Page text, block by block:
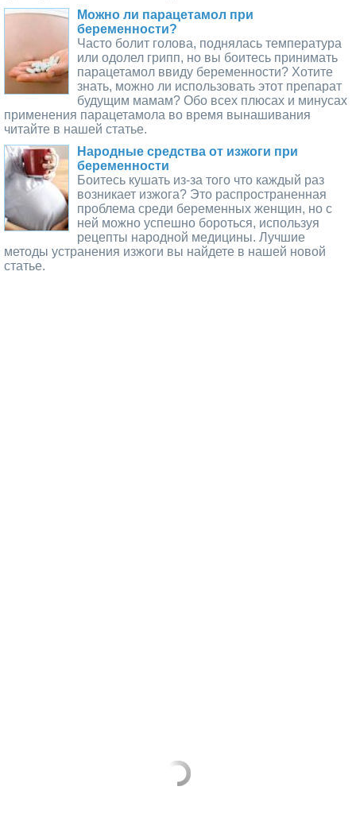
Можно ли парацетамол при
беременности?
Часто болит голова, поднялась температура
или одолел грипп, но вы боитесь принимать
парацетамол ввиду беременности? Хотите
знать, можно ли использовать этот препарат
будущим мамам? Обо всех плюсах и минусах
применения парацетамола во время вынашивания
читайте в нашей статье.
Народные средства от изжоги при
беременности
Боитесь кушать из-за того что каждый раз
возникает изжога? Это распространенная
проблема среди беременных женщин, но с
ней можно успешно бороться, используя
рецепты народной медицины. Лучшие
методы устранения изжоги вы найдете в нашей новой
статье.